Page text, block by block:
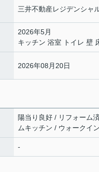
三井不動産レジデンシャ
2026年5月
キッチン 浴室 トイレ 壁
2026年08月20日
陽当り良好 / リフォーム
ムキッチン / ウォークイ
-